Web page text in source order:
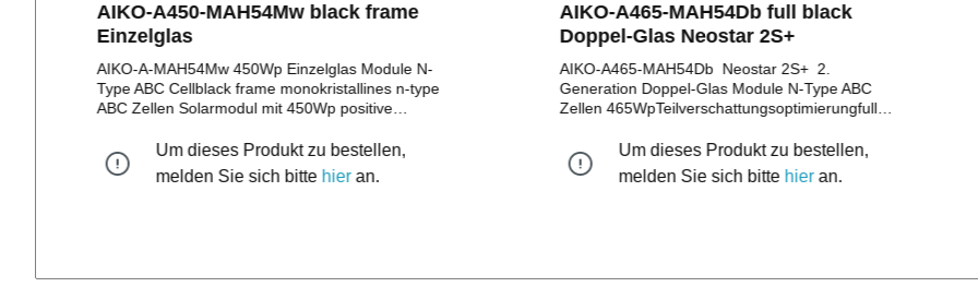
AIKO-A450-MAH54Mw black frame
Einzelglas
AIKO-A-MAH54Mw 450Wp Einzelglas Module N-
Type ABC Cellblack frame monokristallines n-type
ABC Zellen Solarmodul mit 450Wp positive
HalbzellenStäubli MC4 Stecker/EVO II Stecker12
Jahre Produktgarantie30 Jahre lineare
LeistungsgarantieMaße: 1.722 x 1.134 x
Um dieses Produkt zu bestellen,
melden Sie sich bitte hieran.
AIKO-A465-MAH54Db full black
Doppel-Glas Neostar 2S+
AIKO-A465-MAH54Db Neostar 2S+ 2.
Generation Doppel-Glas Module N-Type ABC
Zellen 465WpTeilverschattungsoptimierungfull
Solarmodul mit 465Wp positive Leistungstoleranz
bis zu + 5W108 monokristalline HalbzellenStäubli
MC4 Stecker/EVO II Stecker25 Jahre
Um dieses Produkt zu bestellen,
melden Sie sich bitte hieran.